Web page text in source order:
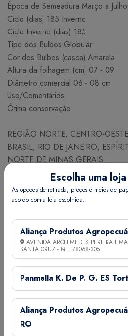
Época de Semeadura Março a Julho
Ciclo (dias) 185 Inverno
Ciclo Inverno (dias) 185
Tipo dos Bulbos Globular
Cor dos Bulbos (casca) Amarela
Altura da folhagem (cm) 07 - 09
Diâmetro comercial 06 - 08 cm
Uso/Comentários
Ótima conservação
REGIÃO NORTE, CENTRO-
BRASIL, RIO DE JANEIRO,
NORTE DE MINAS GERAIS
ABRIL MAIO JUNHO
NECESSIDADE DE SEMESTES
Nº de plantas / ha 330000
Nº aproximado de sementes / g
Necessidade (Kg/ha) 2,5
Quant. de adubo NPK (g) por co
Quant. esterco (g) por cova 1,5K
Germinação (dias) 6 a 12
Informações Técnicas
Escolha uma
As opções de retirada, preços e meios de
acordo com a loja escolhida.
Aliança Produtos
AVENIDA ARCHIMEDES PEREIRA
SANTA CRUZ - MT, 78068-305
Panmella K. De P. G. ES
Aliança Produtos
RO